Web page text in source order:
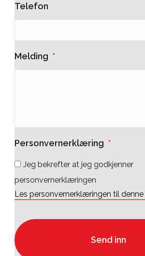
Telefon
Melding *
Personvernerklæring *
Jeg bekrefter at jeg godkjenner
personvernerklæringen
Les personvernerklæringen til denne
A
P
T